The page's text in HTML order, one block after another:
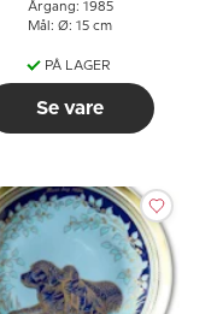
Årgang: 1985
Mål: Ø: 15 cm
PÅ LAGER
Se vare